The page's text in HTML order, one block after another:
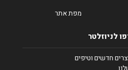
מפת אתר
לניוזלטר
חדשים וטיפים